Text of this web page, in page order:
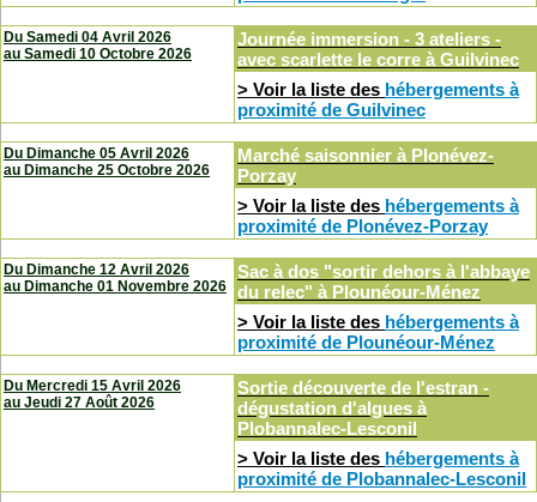
Du Samedi 04 Avril 2026
au Samedi 10 Octobre 2026
Journée immersion - 3 ateliers -
avec scarlette le corre à Guilvinec
> Voir la liste des hébergements à
proximité de Guilvinec
Du Dimanche 05 Avril 2026
au Dimanche 25 Octobre 2026
Marché saisonnier à Plonévez-
Porzay
> Voir la liste des hébergements à
proximité de Plonévez-Porzay
Du Dimanche 12 Avril 2026
au Dimanche 01 Novembre 2026
Sac à dos "sortir dehors à l'abbaye
du relec" à Plounéour-Ménez
> Voir la liste des hébergements à
proximité de Plounéour-Ménez
Du Mercredi 15 Avril 2026
au Jeudi 27 Août 2026
Sortie découverte de l'estran -
dégustation d'algues à
Plobannalec-Lesconil
> Voir la liste des hébergements à
proximité de Plobannalec-Lesconil